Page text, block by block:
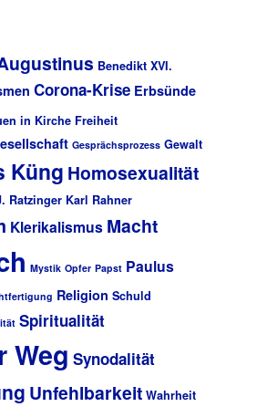
Benedikt XVI.
Corona-Krise Erbsünde
in Kirche Freiheit
Gesprächsprozess Gewalt
Küng Homosexualität
Ratzinger Karl Rahner
Klerikalismus Macht
Mystik Opfer Papst Paulus
Religion Schuld
Spiritualität
Weg Synodalität
Unfehlbarkeit Wahrheit